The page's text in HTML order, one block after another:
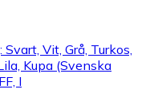
Vit, Grå, Turkos,
Kupa (Svenska
I